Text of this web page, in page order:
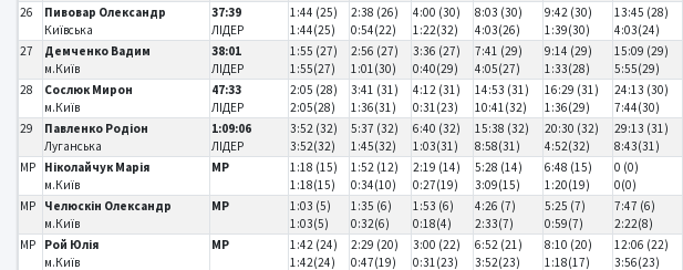
26
Пивовар Олександр
Київська
37:39
ЛІДЕР
1:44 (25)
1:44(25)
2:38 (26)
0:54(22)
4:00 (30)
1:22(32)
8:03 (30)
4:03(26)
9:42 (30)
1:39(30)
13:45 (28)
4:03(24)
27
Демченко Вадим
м.Київ
38:01
ЛІДЕР
1:55 (27)
1:55(27)
2:56 (27)
1:01(30)
3:36 (27)
0:40(29)
7:41 (29)
4:05(27)
9:14 (29)
1:33(28)
15:09 (29)
5:55(29)
28
Сослюк Мирон
м.Київ
47:33
ЛІДЕР
2:05 (28)
2:05(28)
3:41 (31)
1:36(31)
4:12 (31)
0:31(23)
14:53 (31)
10:41(32)
16:29 (31)
1:36(29)
24:13 (30)
7:44(30)
29
Павленко Родіон
Луганська
1:09:06
ЛІДЕР
3:52 (32)
3:52(32)
5:37 (32)
1:45(32)
6:40 (32)
1:03(31)
15:38 (32)
8:58(31)
20:30 (32)
4:52(32)
29:13 (31)
8:43(31)
MP
Ніколайчук Марія
м.Київ
MP
1:18 (15)
1:18(15)
1:52 (12)
0:34(10)
2:19 (14)
0:27(19)
5:28 (14)
3:09(15)
6:48 (15)
1:20(19)
0 (0)
0(0)
MP
Челюскін Олександр
м.Київ
MP
1:03 (5)
1:03(5)
1:35 (6)
0:32(6)
1:53 (6)
0:18(4)
4:26 (7)
2:33(7)
5:25 (7)
0:59(7)
7:47 (6)
2:22(8)
MP
Рой Юлія
м.Київ
MP
1:42 (24)
1:42(24)
2:29 (20)
0:47(19)
3:00 (22)
0:31(23)
6:52 (21)
3:52(23)
8:10 (20)
1:18(17)
12:06 (22)
3:56(23)